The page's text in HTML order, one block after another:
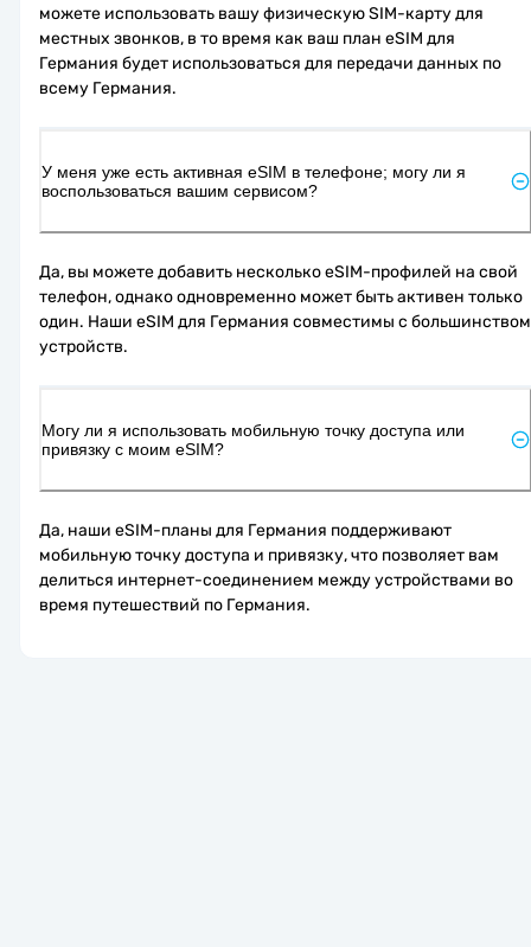
можете использовать вашу физическую SIM-карту для
местных звонков, в то время как ваш план eSIM для
Германия будет использоваться для передачи данных по
всему Германия.
У меня уже есть активная eSIM в телефоне; могу ли я
воспользоваться вашим сервисом?
Да, вы можете добавить несколько eSIM-профилей на свой
телефон, однако одновременно может быть активен только
один. Наши eSIM для Германия совместимы с большинством
устройств.
Могу ли я использовать мобильную точку доступа или
привязку с моим eSIM?
Да, наши eSIM-планы для Германия поддерживают
мобильную точку доступа и привязку, что позволяет вам
делиться интернет-соединением между устройствами во
время путешествий по Германия.